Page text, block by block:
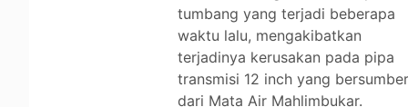
tumbang yang terjadi beberapa
waktu lalu, mengakibatkan
terjadinya kerusakan pada pipa
transmisi 12 inch yang
dari Mata Air Mahlimbukar.